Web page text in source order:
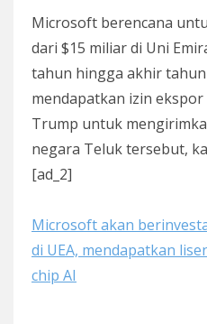
Microsoft berencana
dari $15 miliar di Uni
tahun hingga akhir
mendapatkan izin
Trump untuk
negara Teluk tersebut,
[ad_2]
Microsoft akan
di UEA, mendapatkan
chip AI